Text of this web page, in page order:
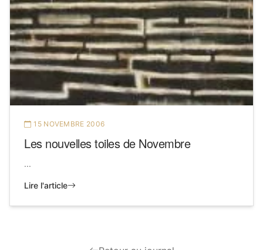
15 NOVEMBRE 2006
Les nouvelles toiles de Novembre
...
Lire l'article